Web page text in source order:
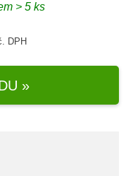
> 5 ks
DPH
»